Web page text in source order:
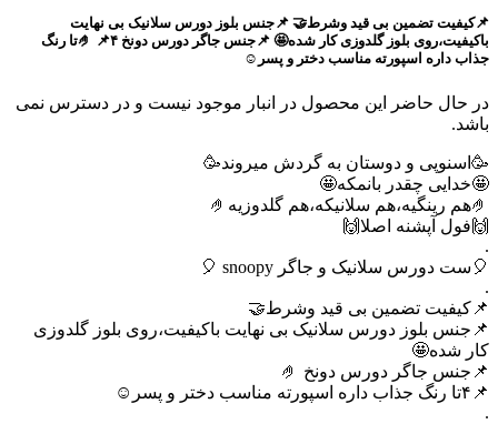
📌کیفیت تضمین بی قید و‌شرط🤝 📌جنس بلوز دورس سلانیک بی نهایت
باکیفیت،روی بلوز گلدوزی کار شده🤩 📌جنس جاگر دورس دونخ 🤌 📌۴تا رنگ
جذاب داره اسپورته مناسب دختر و پسر☺️
در حال حاضر این محصول در انبار موجود نیست و در دسترس نمی
باشد.
🥳اسنوپی و دوستان به گردش میروند🥳
🤩خدایی چقدر بانمکه🤩
🤌هم رینگیه،هم سلانیکه،هم گلدوزیه🤌
🙌فول آپشنه اصلا🙌
.
🎈ست دورس سلانیک و جاگر snoopy 🎈
.
📌کیفیت تضمین بی قید و‌شرط🤝
📌جنس بلوز دورس سلانیک بی نهایت باکیفیت،روی بلوز گلدوزی
کار شده🤩
📌جنس جاگر دورس دونخ 🤌
📌۴تا رنگ جذاب داره اسپورته مناسب دختر و پسر☺️
.